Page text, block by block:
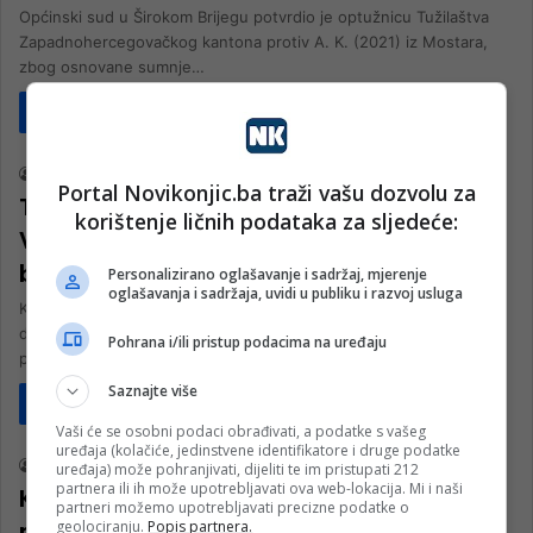
Općinski sud u Širokom Brijegu potvrdio je optužnicu Tužilaštva
Zapadnohercegovačkog kantona protiv A. K. (2021) iz Mostara,
zbog osnovane sumnje…
Tužilaštvo ZHK podiglo optužnicu:
Veterinar uzrokovao uginuće većeg
broja pasa
Kantonalno tužilaštvo Zapadnohercegovačkog kantona podiglo je
danas optužnicu protiv T. B. (1991) iz Ljubuškog, zbog
produženog krivičnog djela nesavjesno pružanje…
Pročitaj više
nk 2 14. Maja 2025.
Ko su najbogatiji ljudi bh ‘Doline
Portal Novikonjic.ba traži vašu dozvolu za
korištenje ličnih podataka za sljedeće:
Personalizirano oglašavanje i sadržaj, mjerenje
oglašavanja i sadržaja, uvidi u publiku i razvoj usluga
Pohrana i/ili pristup podacima na uređaju
Saznajte više
Vaši će se osobni podaci obrađivati, a podatke s vašeg
uređaja (kolačiće, jedinstvene identifikatore i druge podatke
uređaja) može pohranjivati, dijeliti te im pristupati 212
partnera ili ih može upotrebljavati ova web-lokacija. Mi i naši
partneri možemo upotrebljavati precizne podatke o
geolociranju. Popis partnera.